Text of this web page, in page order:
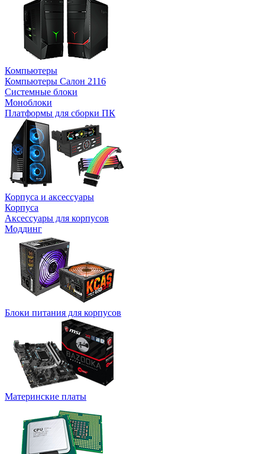
Компьютеры
Компьютеры Салон 2116
Системные блоки
Моноблоки
Платформы для сборки ПК
Корпуса и аксессуары
Корпуса
Аксессуары для корпусов
Моддинг
Блоки питания для корпусов
Материнские платы